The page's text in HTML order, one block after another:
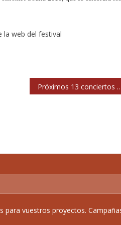
la web del festival
Próximos 13
vuestros proyectos.